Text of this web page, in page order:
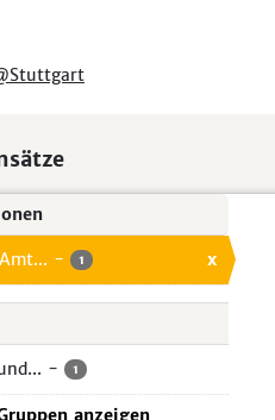
- 1 x
- 1
anzeigen